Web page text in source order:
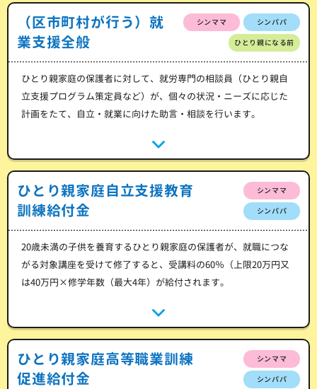
（区市町村が行う）就
業支援全般
シンママ シンパパ
ひとり親になる前
ひとり親家庭の保護者に対して、就労専門の相談員（ひとり親自
立支援プログラム策定員など）が、個々の状況・ニーズに応じた
計画をたて、自立・就業に向けた助言・相談を行います。
ひとり親家庭自立支援教育
訓練給付金
シンママ
シンパパ
20歳未満の子供を養育するひとり親家庭の保護者が、就職につな
がる対象講座を受けて修了すると、受講料の60％（上限20万円又
は40万円×修学年数（最大4年）が給付されます。
ひとり親家庭高等職業訓練
促進給付金
シンママ
シンパパ